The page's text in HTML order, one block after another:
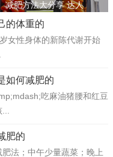
减肥方法大分享 达人
的体重的
女性身体的新陈代谢开始
如何减肥的
吃麻油猪腰和红豆
...
肥的
法；中午少量蔬菜；晚上